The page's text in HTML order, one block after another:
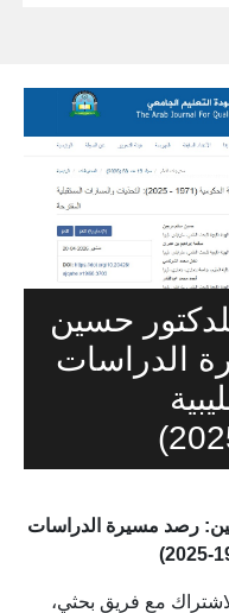
حسين
الدراسات
رصد مسيرة الدراسات
مع فريق بحثي،